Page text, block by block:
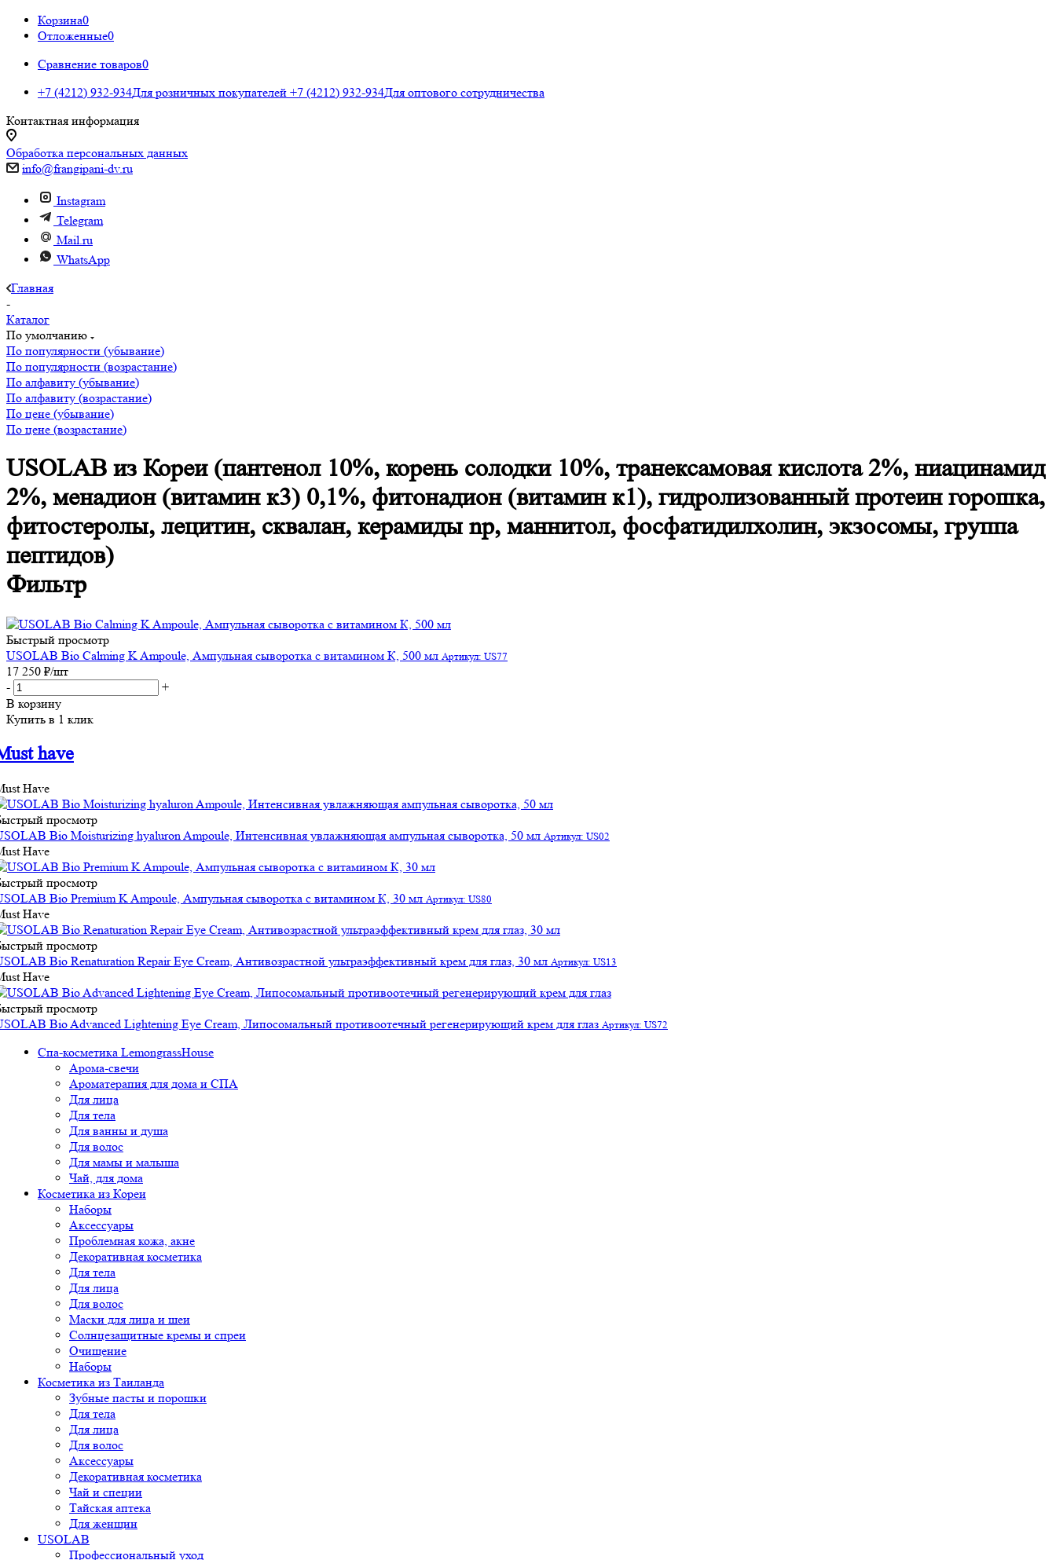
Корзина0
Отложенные0
Сравнение товаров0
+7 (4212) 932-934Для розничных покупателей +7 (4212) 932-934Для оптового сотрудничества
Контактная информация
Обработка персональных данных
info@frangipani-dv.ru
Instagram
Telegram
Mail.ru
WhatsApp
Главная
-
Каталог
По умолчанию
По популярности (убывание)
По популярности (возрастание)
По алфавиту (убывание)
По алфавиту (возрастание)
По цене (убывание)
По цене (возрастание)
USOLAB из Кореи (пантенол 10%, корень солодки 10%, транексамовая кислота 2%, ниацинамид
2%, менадион (витамин к3) 0,1%, фитонадион (витамин к1), гидролизованный протеин горошка,
фитостеролы, лецитин, сквалан, керамиды np, маннитол, фосфатидилхолин, экзосомы, группа
пептидов)
Фильтр
Быстрый просмотр
USOLAB Bio Calming K Ampoule, Ампульная сыворотка с витамином К, 500 мл Артикул: US77
17 250 ₽/шт
-
+
В корзину
Купить в 1 клик
have
Have
просмотр
Bio Moisturizing hyaluron Ampoule, Интенсивная увлажняющая ампульная сыворотка, 50 мл Артикул: US02
Have
просмотр
Bio Premium K Ampoule, Ампульная сыворотка с витамином К, 30 мл Артикул: US80
Have
просмотр
Bio Renaturation Repair Eye Cream, Антивозрастной ультраэффективный крем для глаз, 30 мл Артикул: US13
Have
просмотр
Bio Advanced Lightening Eye Cream, Липосомальный противоотечный регенерирующий крем для глаз Артикул: US72
Спа-косметика LemongrassHouse
Арома-свечи
Ароматерапия для дома и СПА
Для лица
Для тела
Для ванны и душа
Для волос
Для мамы и малыша
Чай, для дома
Косметика из Кореи
Наборы
Аксессуары
Проблемная кожа, акне
Декоративная косметика
Для тела
Для лица
Для волос
Маски для лица и шеи
Солнцезащитные кремы и спреи
Очищение
Наборы
Косметика из Таиланда
Зубные пасты и порошки
Для тела
Для лица
Для волос
Аксессуары
Декоративная косметика
Чай и специи
Тайская аптека
Для женщин
USOLAB
Профессиональный уход